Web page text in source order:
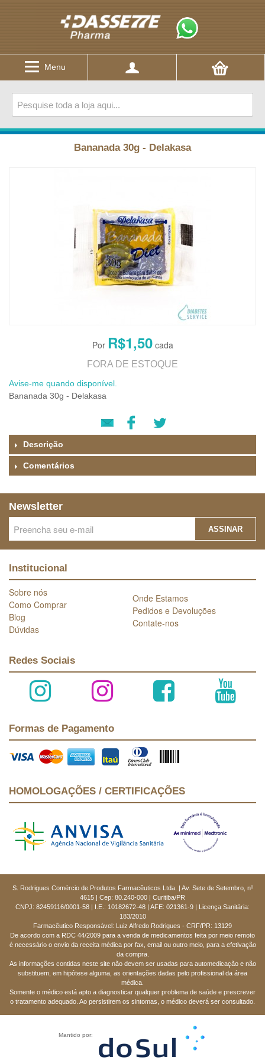
Menu
Bananada 30g - Delakasa
R$1,50
FORA DE ESTOQUE
Avise-me quando disponível.
Bananada 30g - Delakasa
Descrição
Comentários
Newsletter
ASSINAR
Institucional
Sobre nós
Como Comprar
Blog
Dúvidas
Onde Estamos
Pedidos e Devoluções
Contate-nos
Redes Sociais
Formas de Pagamento
HOMOLOGAÇÕES / CERTIFICAÇÕES
S. Rodrigues Comércio de Produtos Farmacêuticos Ltda. | Av. Sete de Setembro, nº
4615 | Cep: 80.240-000 | Curitiba/PR
CNPJ: 82459116/0001-58 | I.E.: 10182672-48 | AFE: 021361-9 | Licença Sanitária:
183/2010
Farmacêutico Responsável: Luiz Alfredo Rodrigues - CRF/PR: 13129
De acordo com a RDC 44/2009 para a venda de medicamentos feita por meio remoto
é necessário o envio da receita médica por fax, email ou outro meio, para a efetivação
da compra.
As informações contidas neste site não devem ser usadas para automedicação e não
substituem, em hipótese alguma, as orientações dadas pelo profissional da área
médica.
Somente o médico está apto a diagnosticar qualquer problema de saúde e prescrever
o tratamento adequado. Ao persistirem os sintomas, o médico deverá ser consultado.
Mantido por: